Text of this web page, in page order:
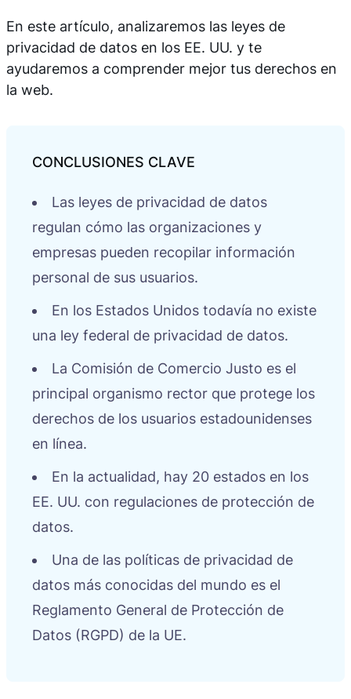
En este artículo, analizaremos las leyes de
privacidad de datos en los EE. UU. y te
ayudaremos a comprender mejor tus derechos en
la web.
Las leyes de privacidad de datos
regulan cómo las organizaciones y
empresas pueden recopilar información
personal de sus usuarios.
En los Estados Unidos todavía no existe
una ley federal de privacidad de datos.
La Comisión de Comercio Justo es el
principal organismo rector que protege los
derechos de los usuarios estadounidenses
en línea.
En la actualidad, hay 20 estados en los
EE. UU. con regulaciones de protección de
datos.
Una de las políticas de privacidad de
datos más conocidas del mundo es el
Reglamento General de Protección de
Datos (RGPD) de la UE.